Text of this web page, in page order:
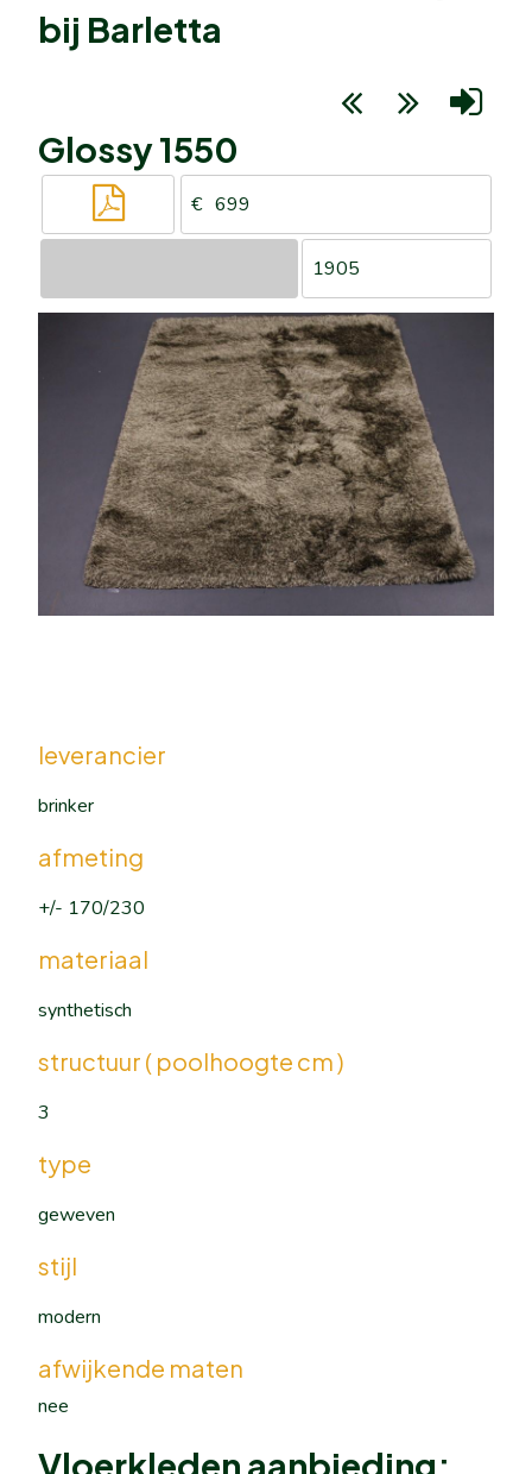
bij Barletta
Glossy 1550
699
1905
leverancier
brinker
afmeting
+/- 170/230
materiaal
synthetisch
structuur ( poolhoogte cm )
3
type
geweven
stijl
modern
afwijkende maten
nee
Vloerkleden aanbieding: